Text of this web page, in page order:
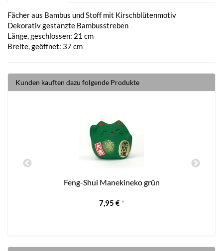
Fächer aus Bambus und Stoff mit Kirschblütenmotiv
Dekorativ gestanzte Bambusstreben
Länge, geschlossen: 21 cm
Breite, geöffnet: 37 cm
Kunden kauften dazu folgende Produkte
Feng-Shui Manekineko grün
7,95 € *